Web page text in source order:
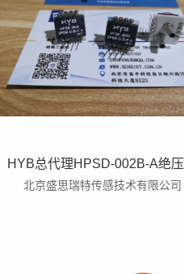
北京盛思瑞特传感技术有限公司